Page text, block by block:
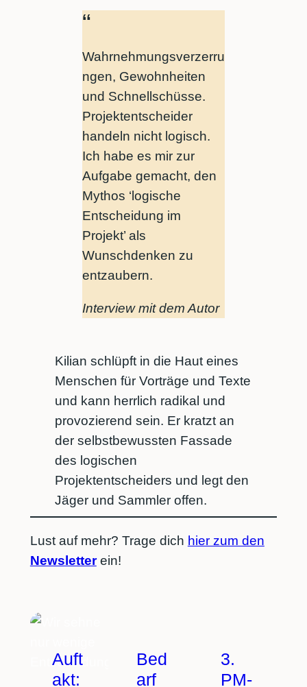
Wahrnehmungsverzerru
ngen, Gewohnheiten
und Schnellschüsse.
Projektentscheider
handeln nicht logisch.
Ich habe es mir zur
Aufgabe gemacht, den
Mythos ‘logische
Entscheidung im
Projekt’ als
Wunschdenken zu
entzaubern.
Interview mit dem Autor
Kilian schlüpft in die Haut eines
Menschen für Vorträge und Texte
und kann herrlich radikal und
provozierend sein. Er kratzt an
der selbstbewussten Fassade
des logischen
Projektentscheiders und legt den
Jäger und Sammler offen.
Lust auf mehr? Trage dich hier zum den
Newsletterein!
Auft
akt:
Bed
arf
3.
PM-